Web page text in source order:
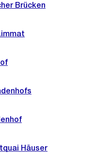
Brücken
Häuser